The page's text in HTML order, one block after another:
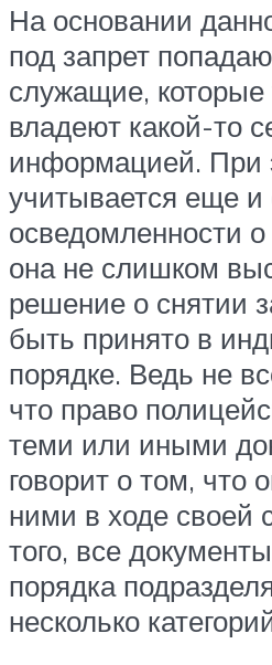
На основании
под запрет
служащие, которые
владеют какой-то
информацией. При
учитывается еще и
осведомленности о
она не слишком
решение о снятии
быть принято в
порядке. Ведь не
что право
теми или иными
говорит о том, что
ними в ходе своей
того, все
порядка
несколько